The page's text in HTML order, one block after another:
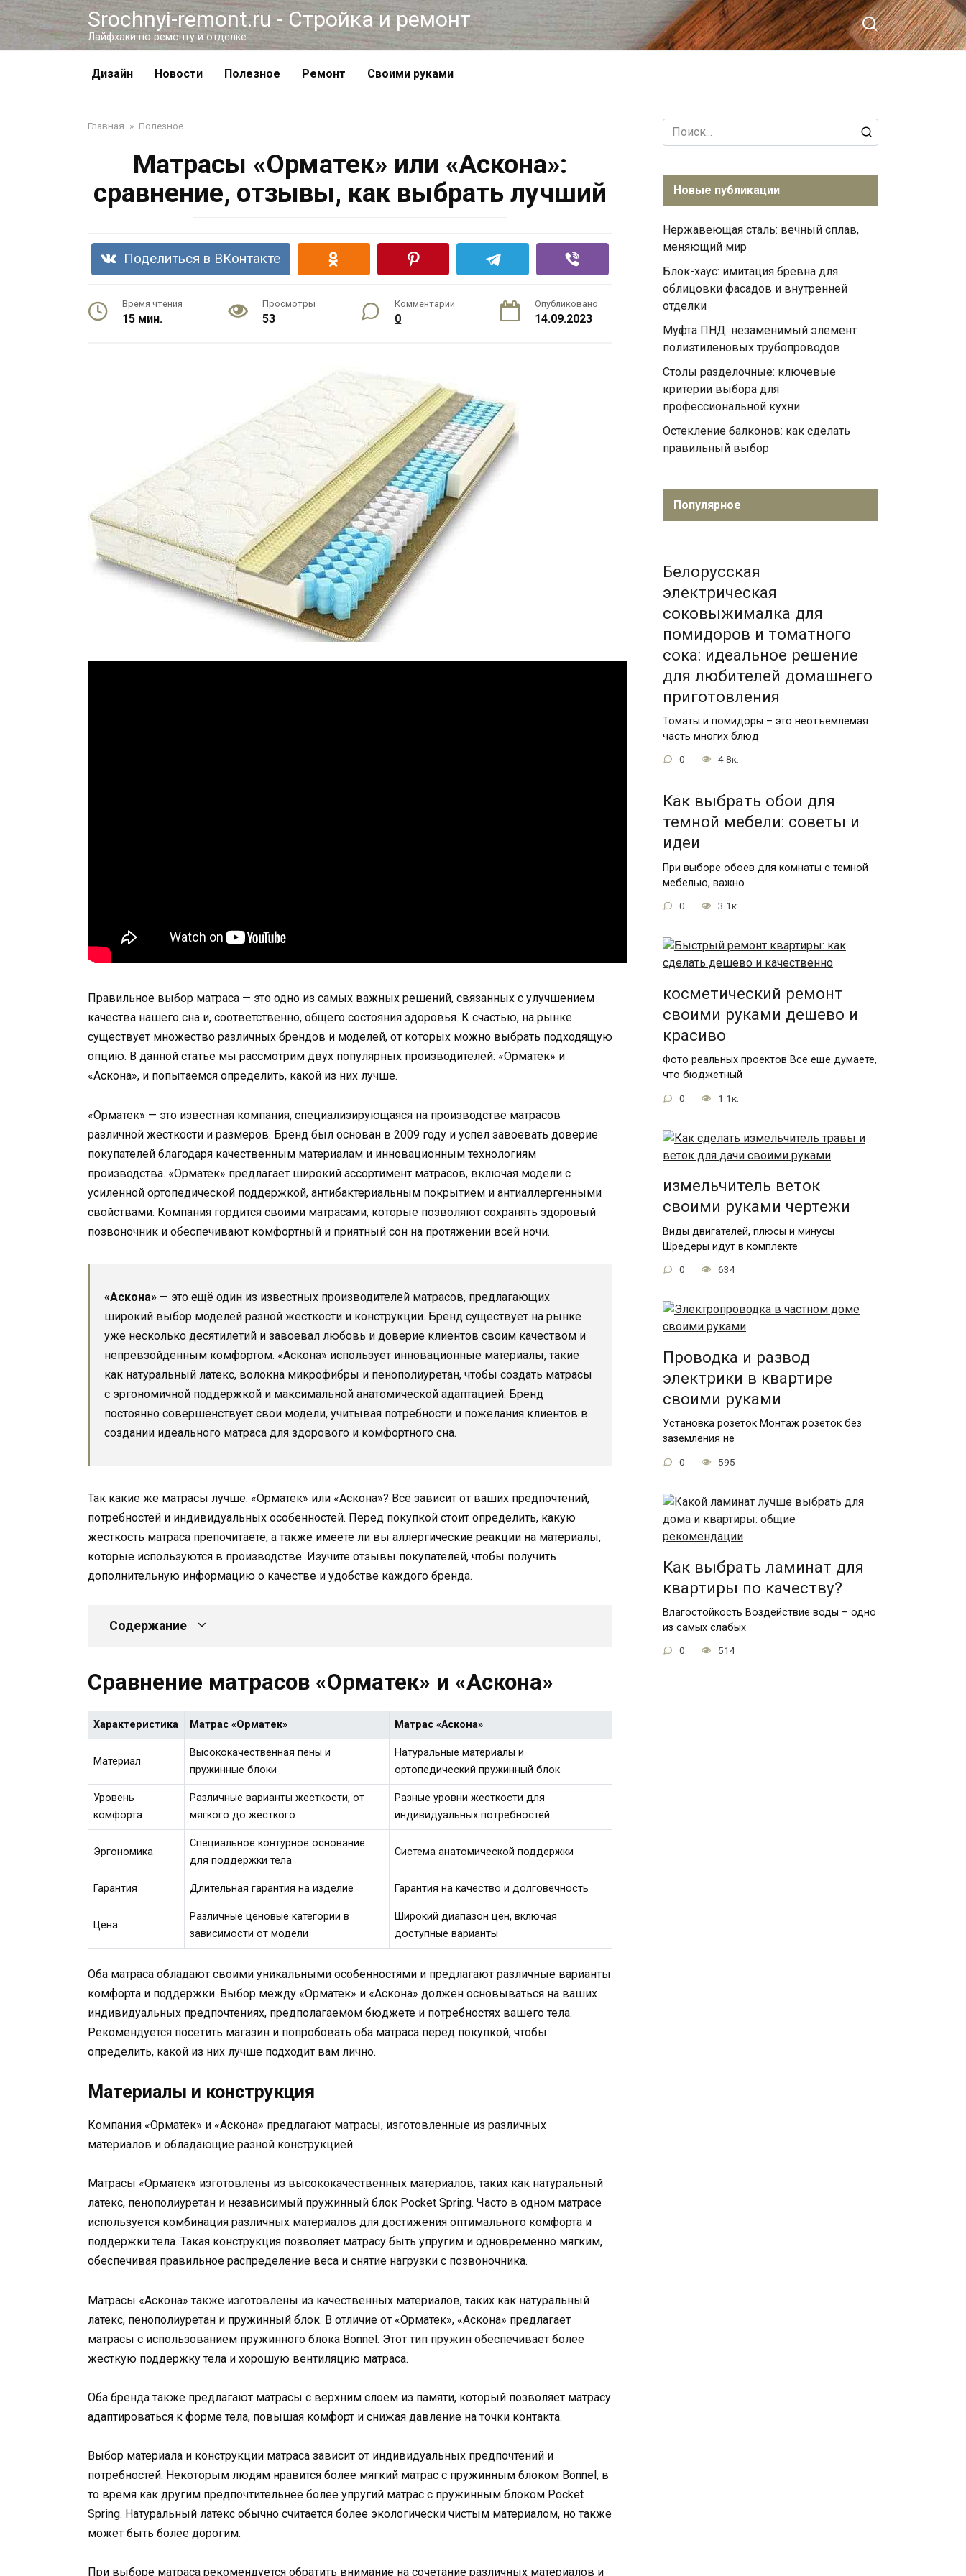
Перейти
к
Srochnyi-remont.ru - Стройка и ремонт
Лайфхаки по ремонту и отделке
Дизайн Новости Полезное Ремонт Своими руками
Главная » Полезное
Матрасы «Орматек» или «Аскона»:
сравнение, отзывы, как выбрать лучший
Поделиться в ВКонтакте
Время чтения
15 мин.
Просмотры
53
Комментарии
0
Опубликовано
14.09.2023
Правильное выбор матраса — это одно из самых важных решений, связанных с улучшением
качества нашего сна и, соответственно, общего состояния здоровья. К счастью, на рынке
существует множество различных брендов и моделей, от которых можно выбрать подходящую
опцию. В данной статье мы рассмотрим двух популярных производителей: «Орматек» и
«Аскона», и попытаемся определить, какой из них лучше.
«Орматек» — это известная компания, специализирующаяся на производстве матрасов
различной жесткости и размеров. Бренд был основан в 2009 году и успел завоевать доверие
покупателей благодаря качественным материалам и инновационным технологиям
производства. «Орматек» предлагает широкий ассортимент матрасов, включая модели с
усиленной ортопедической поддержкой, антибактериальным покрытием и антиаллергенными
свойствами. Компания гордится своими матрасами, которые позволяют сохранять здоровый
позвоночник и обеспечивают комфортный и приятный сон на протяжении всей ночи.
«Аскона» — это ещё один из известных производителей матрасов, предлагающих
широкий выбор моделей разной жесткости и конструкции. Бренд существует на рынке
уже несколько десятилетий и завоевал любовь и доверие клиентов своим качеством и
непревзойденным комфортом. «Аскона» использует инновационные материалы, такие
как натуральный латекс, волокна микрофибры и пенополиуретан, чтобы создать матрасы
с эргономичной поддержкой и максимальной анатомической адаптацией. Бренд
постоянно совершенствует свои модели, учитывая потребности и пожелания клиентов в
создании идеального матраса для здорового и комфортного сна.
Так какие же матрасы лучше: «Орматек» или «Аскона»? Всё зависит от ваших предпочтений,
потребностей и индивидуальных особенностей. Перед покупкой стоит определить, какую
жесткость матраса препочитаете, а также имеете ли вы аллергические реакции на материалы,
которые используются в производстве. Изучите отзывы покупателей, чтобы получить
дополнительную информацию о качестве и удобстве каждого бренда.
Содержание
Сравнение матрасов «Орматек» и «Аскона»
Характеристика Матрас «Орматек» Матрас «Аскона»
Материал
Высококачественная пены и
пружинные блоки
Натуральные материалы и
ортопедический пружинный блок
Уровень
комфорта
Различные варианты жесткости, от
мягкого до жесткого
Разные уровни жесткости для
индивидуальных потребностей
Эргономика
Специальное контурное основание
для поддержки тела
Система анатомической поддержки
Гарантия Длительная гарантия на изделие Гарантия на качество и долговечность
Цена
Различные ценовые категории в
зависимости от модели
Широкий диапазон цен, включая
доступные варианты
Оба матраса обладают своими уникальными особенностями и предлагают различные варианты
комфорта и поддержки. Выбор между «Орматек» и «Аскона» должен основываться на ваших
индивидуальных предпочтениях, предполагаемом бюджете и потребностях вашего тела.
Рекомендуется посетить магазин и попробовать оба матраса перед покупкой, чтобы
определить, какой из них лучше подходит вам лично.
Материалы и конструкция
Компания «Орматек» и «Аскона» предлагают матрасы, изготовленные из различных
материалов и обладающие разной конструкцией.
Матрасы «Орматек» изготовлены из высококачественных материалов, таких как натуральный
латекс, пенополиуретан и независимый пружинный блок Pocket Spring. Часто в одном матрасе
используется комбинация различных материалов для достижения оптимального комфорта и
поддержки тела. Такая конструкция позволяет матрасу быть упругим и одновременно мягким,
обеспечивая правильное распределение веса и снятие нагрузки с позвоночника.
Матрасы «Аскона» также изготовлены из качественных материалов, таких как натуральный
латекс, пенополиуретан и пружинный блок. В отличие от «Орматек», «Аскона» предлагает
матрасы с использованием пружинного блока Bonnel. Этот тип пружин обеспечивает более
жесткую поддержку тела и хорошую вентиляцию матраса.
Оба бренда также предлагают матрасы с верхним слоем из памяти, который позволяет матрасу
адаптироваться к форме тела, повышая комфорт и снижая давление на точки контакта.
Выбор материала и конструкции матраса зависит от индивидуальных предпочтений и
потребностей. Некоторым людям нравится более мягкий матрас с пружинным блоком Bonnel, в
то время как другим предпочтительнее более упругий матрас с пружинным блоком Pocket
Spring. Натуральный латекс обычно считается более экологически чистым материалом, но также
может быть более дорогим.
При выборе матраса рекомендуется обратить внимание на сочетание различных материалов и
Search
for:
Новые публикации
Нержавеющая сталь: вечный сплав,
меняющий мир
Блок-хаус: имитация бревна для
облицовки фасадов и внутренней
отделки
Муфта ПНД: незаменимый элемент
полиэтиленовых трубопроводов
Столы разделочные: ключевые
критерии выбора для
профессиональной кухни
Остекление балконов: как сделать
правильный выбор
Популярное
Белорусская
электрическая
соковыжималка для
помидоров и томатного
сока: идеальное решение
для любителей домашнего
приготовления
Томаты и помидоры – это неотъемлемая
часть многих блюд
0 4.8к.
Как выбрать обои для
темной мебели: советы и
идеи
При выборе обоев для комнаты с темной
мебелью, важно
0 3.1к.
косметический ремонт
своими руками дешево и
красиво
Фото реальных проектов Все еще думаете,
что бюджетный
0 1.1к.
измельчитель веток
своими руками чертежи
Виды двигателей, плюсы и минусы
Шредеры идут в комплекте
0 634
Проводка и развод
электрики в квартире
своими руками
Установка розеток Монтаж розеток без
заземления не
0 595
Как выбрать ламинат для
квартиры по качеству?
Влагостойкость Воздействие воды – одно
из самых слабых
0 514